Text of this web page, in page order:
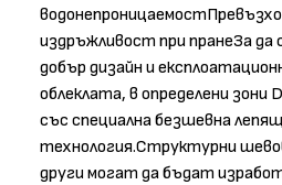
издръжливост при пранеЗа
добър дизайн и
облеклата, в определени зони
със специална безшевна
технология.Структурни
други могат да бъдат